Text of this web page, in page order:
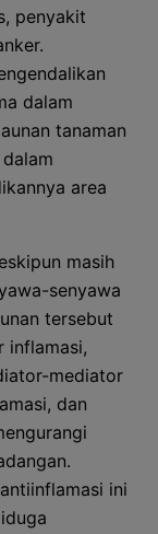
penyakit
dalam
tanaman
area
masih
senyawa
tersebut
inflamasi,
mediator
dan
ini